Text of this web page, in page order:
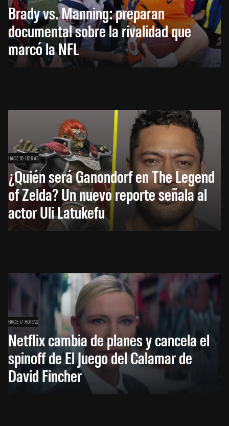
Brady vs. Manning: preparan
documental sobre la rivalidad que
marcó la NFL
HACE 16 HORAS
¿Quién será Ganondorf en The Legend
of Zelda? Un nuevo reporte señala al
actor Uli Latukefu
HACE 17 HORAS
Netflix cambia de planes y cancela el
spinoff de El Juego del Calamar de
David Fincher